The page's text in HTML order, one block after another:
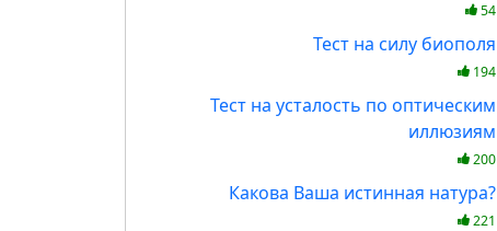
54
Тест на силу биополя
194
Тест на усталость по оптическим
иллюзиям
200
Какова Ваша истинная натура?
221